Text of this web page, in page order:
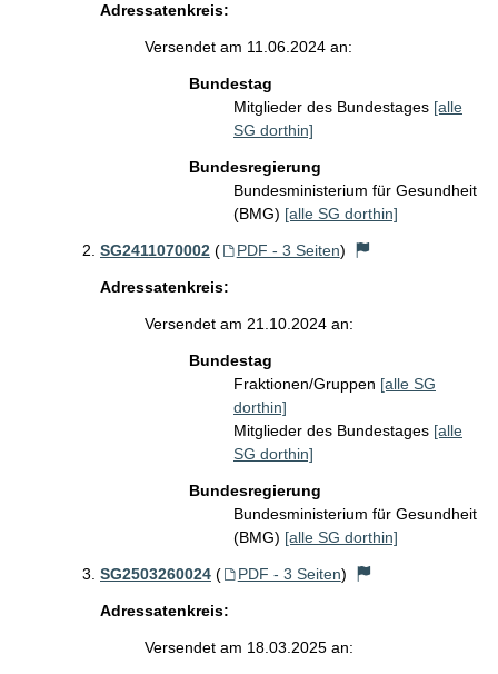
Adressatenkreis:
Versendet am 11.06.2024 an:
Bundestag
Mitglieder des Bundestages [alle
SG dorthin]
Bundesregierung
Bundesministerium für Gesundheit
(BMG) [alle SG dorthin]
SG2411070002 ( PDF - 3 Seiten)
Adressatenkreis:
Versendet am 21.10.2024 an:
Bundestag
Fraktionen/Gruppen [alle SG
dorthin]
Mitglieder des Bundestages [alle
SG dorthin]
Bundesregierung
Bundesministerium für Gesundheit
(BMG) [alle SG dorthin]
SG2503260024 ( PDF - 3 Seiten)
Adressatenkreis:
Versendet am 18.03.2025 an: